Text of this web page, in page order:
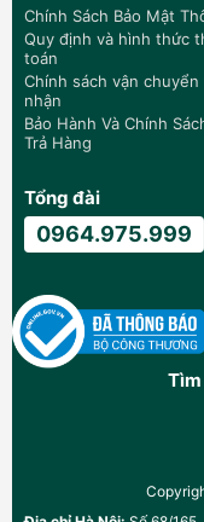
Chính Sách Bảo Mật
Quy định và hình thức
toán
Chính sách vận chuyển
nhận
Bảo Hành Và Chính
Trả Hàng
Tổng đài
0964.975.999